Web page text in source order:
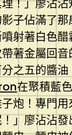
！」廖沾
子佔滿了
射著白色
著金屬回
五的醬
在聚積藍
炮！專門
」廖沾沾發